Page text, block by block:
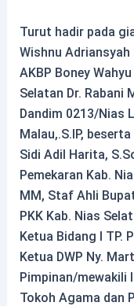
Turut hadir pada
Wishnu Adriansyah
AKBP Boney
Selatan Dr. Rabani
Dandim 0213/Nias
Malau,.S.IP,
Sidi Adil Harita,
Pemekaran Kab.
MM, Staf Ahli
PKK Kab. Nias
Ketua Bidang I TP.
Ketua DWP Ny.
Pimpinan/mewakili
Tokoh Agama dan